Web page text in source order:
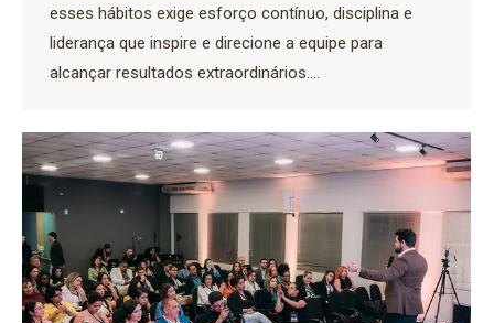
esses hábitos exige esforço contínuo, disciplina e
liderança que inspire e direcione a equipe para
alcançar resultados extraordinários.…